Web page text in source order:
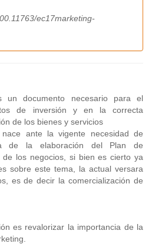
ec17marketing-
un documento necesario para el
de inversión y en la correcta
de los bienes y servicios
ante la vigente necesidad de
de la elaboración del Plan de
los negocios, si bien es cierto ya
sobre este tema, la actual versara
es de decir la comercialización de
es revalorizar la importancia de la